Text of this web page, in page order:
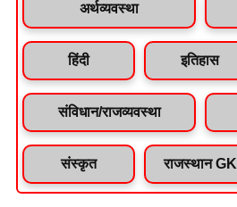
अर्थव्यवस्था
हिंदी इतिहास
संविधान/राजव्यवस्था
संस्कृत राजस्थान GK